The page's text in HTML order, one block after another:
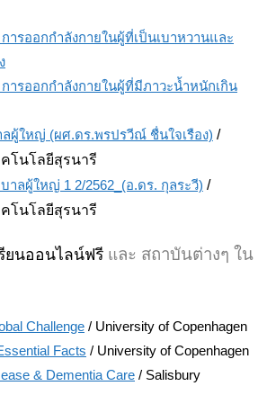
ารออกกำลังกายในผู้ที่เป็นเบาหวานและ
การออกกำลังกายในผู้ที่มีภาวะน้ำหนักเกิน
ลผู้ใหญ่ (ผศ.ดร.พรปรวีณ์ ชื่นใจเรือง) /
โนโลยีสุรนารี
าลผู้ใหญ่ 1 2/2562_(อ.ดร. กุลระวี) /
โนโลยีสุรนารี
และ สถาบันต่างๆ ใน
Challenge / University of Copenhagen
Facts / University of Copenhagen
& Dementia Care / Salisbury